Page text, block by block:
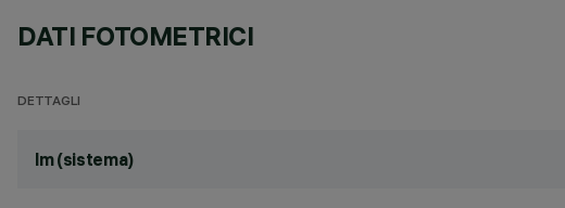
DATI FOTOMETRICI
DETTAGLI
lm (sistema)